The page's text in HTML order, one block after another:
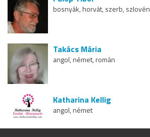
bosnyák, horvát, szerb, szlovén
Takács Mária
angol, német, román
Katharina Kellig
angol, német